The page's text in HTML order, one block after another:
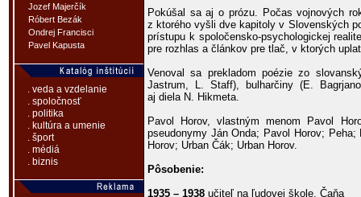
Jozef Majerčík
Róbert Bezák
Ondrej Francisci
Pavel Kapusta
. veda a vzdelanie
. spoločnosť
. politika
. kultúra a umenie
. šport
. médiá
. biznis
Pokúšal sa aj o prózu. Počas vojnových
z ktorého vyšli dve kapitoly v Slovenských
prístupu k spoločensko-psychologickej
pre rozhlas a článkov pre tlač, v ktorých
Venoval sa prekladom poézie zo
Jastrum, L. Staff), bulharčiny (E.
aj diela N. Hikmeta.
Pavol Horov, vlastným menom Pavol
pseudonymy Ján Onda; Pavol Horov;
Horov; Urban Čák; Urban Horov.
Pôsobenie:
1935 – 1938 učiteľ na ľudovej škole, Čaňa